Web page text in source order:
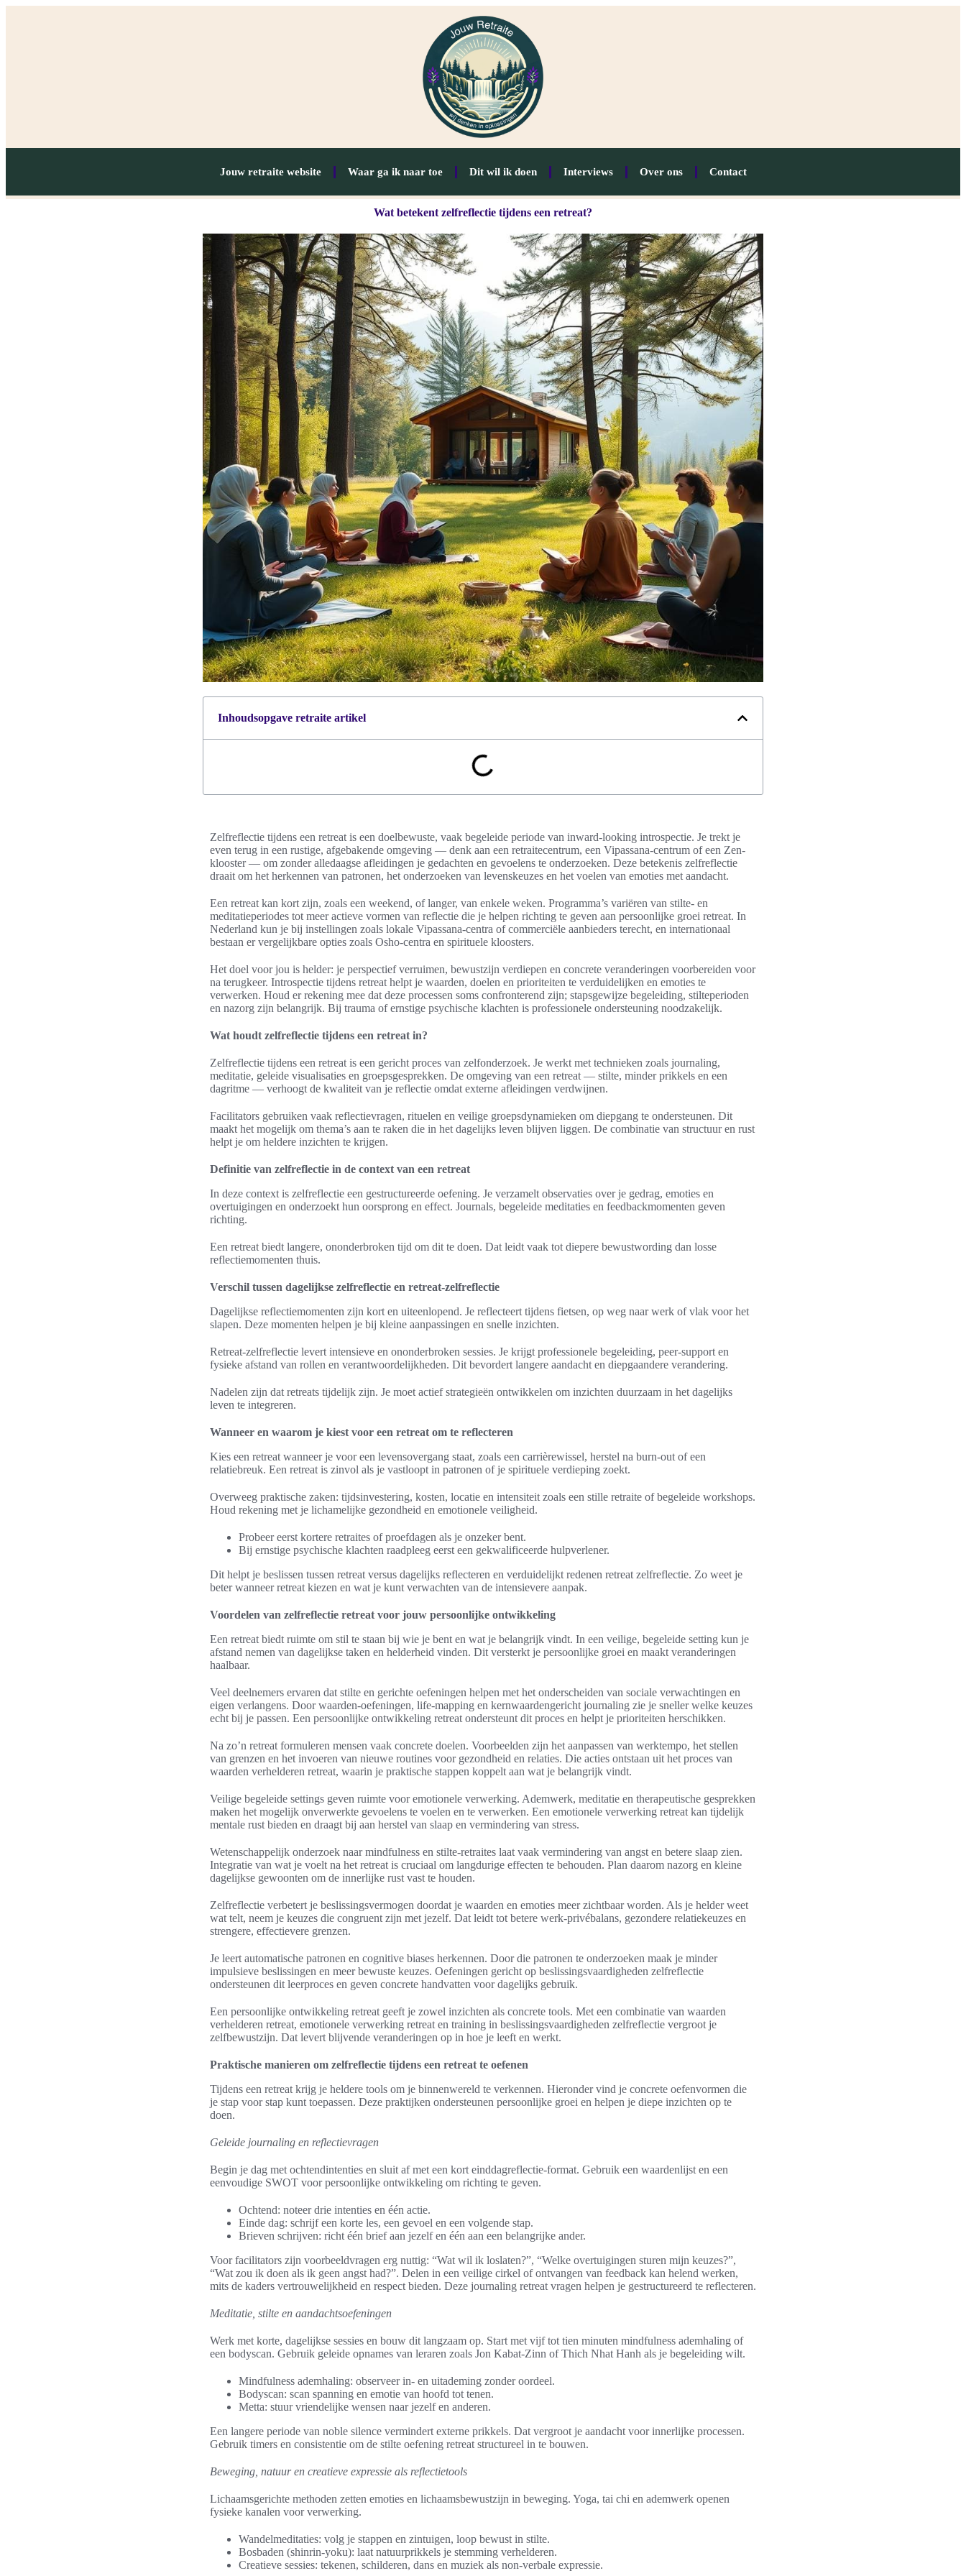
Jouw retraite website Waar ga ik naar toe Dit wil ik doen Interviews Over ons Contact
Wat betekent zelfreflectie tijdens een retreat?
Inhoudsopgave retraite artikel
Zelfreflectie tijdens een retreat is een doelbewuste, vaak begeleide periode van inward-looking introspectie. Je trekt je
even terug in een rustige, afgebakende omgeving — denk aan een retraitecentrum, een Vipassana-centrum of een Zen-
klooster — om zonder alledaagse afleidingen je gedachten en gevoelens te onderzoeken. Deze betekenis zelfreflectie
draait om het herkennen van patronen, het onderzoeken van levenskeuzes en het voelen van emoties met aandacht.
Een retreat kan kort zijn, zoals een weekend, of langer, van enkele weken. Programma’s variëren van stilte- en
meditatieperiodes tot meer actieve vormen van reflectie die je helpen richting te geven aan persoonlijke groei retreat. In
Nederland kun je bij instellingen zoals lokale Vipassana-centra of commerciële aanbieders terecht, en internationaal
bestaan er vergelijkbare opties zoals Osho-centra en spirituele kloosters.
Het doel voor jou is helder: je perspectief verruimen, bewustzijn verdiepen en concrete veranderingen voorbereiden voor
na terugkeer. Introspectie tijdens retreat helpt je waarden, doelen en prioriteiten te verduidelijken en emoties te
verwerken. Houd er rekening mee dat deze processen soms confronterend zijn; stapsgewijze begeleiding, stilteperioden
en nazorg zijn belangrijk. Bij trauma of ernstige psychische klachten is professionele ondersteuning noodzakelijk.
Wat houdt zelfreflectie tijdens een retreat in?
Zelfreflectie tijdens een retreat is een gericht proces van zelfonderzoek. Je werkt met technieken zoals journaling,
meditatie, geleide visualisaties en groepsgesprekken. De omgeving van een retreat — stilte, minder prikkels en een
dagritme — verhoogt de kwaliteit van je reflectie omdat externe afleidingen verdwijnen.
Facilitators gebruiken vaak reflectievragen, rituelen en veilige groepsdynamieken om diepgang te ondersteunen. Dit
maakt het mogelijk om thema’s aan te raken die in het dagelijks leven blijven liggen. De combinatie van structuur en rust
helpt je om heldere inzichten te krijgen.
Definitie van zelfreflectie in de context van een retreat
In deze context is zelfreflectie een gestructureerde oefening. Je verzamelt observaties over je gedrag, emoties en
overtuigingen en onderzoekt hun oorsprong en effect. Journals, begeleide meditaties en feedbackmomenten geven
richting.
Een retreat biedt langere, ononderbroken tijd om dit te doen. Dat leidt vaak tot diepere bewustwording dan losse
reflectiemomenten thuis.
Verschil tussen dagelijkse zelfreflectie en retreat-zelfreflectie
Dagelijkse reflectiemomenten zijn kort en uiteenlopend. Je reflecteert tijdens fietsen, op weg naar werk of vlak voor het
slapen. Deze momenten helpen je bij kleine aanpassingen en snelle inzichten.
Retreat-zelfreflectie levert intensieve en ononderbroken sessies. Je krijgt professionele begeleiding, peer-support en
fysieke afstand van rollen en verantwoordelijkheden. Dit bevordert langere aandacht en diepgaandere verandering.
Nadelen zijn dat retreats tijdelijk zijn. Je moet actief strategieën ontwikkelen om inzichten duurzaam in het dagelijks
leven te integreren.
Wanneer en waarom je kiest voor een retreat om te reflecteren
Kies een retreat wanneer je voor een levensovergang staat, zoals een carrièrewissel, herstel na burn-out of een
relatiebreuk. Een retreat is zinvol als je vastloopt in patronen of je spirituele verdieping zoekt.
Overweeg praktische zaken: tijdsinvestering, kosten, locatie en intensiteit zoals een stille retraite of begeleide workshops.
Houd rekening met je lichamelijke gezondheid en emotionele veiligheid.
Probeer eerst kortere retraites of proefdagen als je onzeker bent.
Bij ernstige psychische klachten raadpleeg eerst een gekwalificeerde hulpverlener.
Dit helpt je beslissen tussen retreat versus dagelijks reflecteren en verduidelijkt redenen retreat zelfreflectie. Zo weet je
beter wanneer retreat kiezen en wat je kunt verwachten van de intensievere aanpak.
Voordelen van zelfreflectie retreat voor jouw persoonlijke ontwikkeling
Een retreat biedt ruimte om stil te staan bij wie je bent en wat je belangrijk vindt. In een veilige, begeleide setting kun je
afstand nemen van dagelijkse taken en helderheid vinden. Dit versterkt je persoonlijke groei en maakt veranderingen
haalbaar.
Veel deelnemers ervaren dat stilte en gerichte oefeningen helpen met het onderscheiden van sociale verwachtingen en
eigen verlangens. Door waarden-oefeningen, life-mapping en kernwaardengericht journaling zie je sneller welke keuzes
echt bij je passen. Een persoonlijke ontwikkeling retreat ondersteunt dit proces en helpt je prioriteiten herschikken.
Na zo’n retreat formuleren mensen vaak concrete doelen. Voorbeelden zijn het aanpassen van werktempo, het stellen
van grenzen en het invoeren van nieuwe routines voor gezondheid en relaties. Die acties ontstaan uit het proces van
waarden verhelderen retreat, waarin je praktische stappen koppelt aan wat je belangrijk vindt.
Veilige begeleide settings geven ruimte voor emotionele verwerking. Ademwerk, meditatie en therapeutische gesprekken
maken het mogelijk onverwerkte gevoelens te voelen en te verwerken. Een emotionele verwerking retreat kan tijdelijk
mentale rust bieden en draagt bij aan herstel van slaap en vermindering van stress.
Wetenschappelijk onderzoek naar mindfulness en stilte-retraites laat vaak vermindering van angst en betere slaap zien.
Integratie van wat je voelt na het retreat is cruciaal om langdurige effecten te behouden. Plan daarom nazorg en kleine
dagelijkse gewoonten om de innerlijke rust vast te houden.
Zelfreflectie verbetert je beslissingsvermogen doordat je waarden en emoties meer zichtbaar worden. Als je helder weet
wat telt, neem je keuzes die congruent zijn met jezelf. Dat leidt tot betere werk-privébalans, gezondere relatiekeuzes en
strengere, effectievere grenzen.
Je leert automatische patronen en cognitive biases herkennen. Door die patronen te onderzoeken maak je minder
impulsieve beslissingen en meer bewuste keuzes. Oefeningen gericht op beslissingsvaardigheden zelfreflectie
ondersteunen dit leerproces en geven concrete handvatten voor dagelijks gebruik.
Een persoonlijke ontwikkeling retreat geeft je zowel inzichten als concrete tools. Met een combinatie van waarden
verhelderen retreat, emotionele verwerking retreat en training in beslissingsvaardigheden zelfreflectie vergroot je
zelfbewustzijn. Dat levert blijvende veranderingen op in hoe je leeft en werkt.
Praktische manieren om zelfreflectie tijdens een retreat te oefenen
Tijdens een retreat krijg je heldere tools om je binnenwereld te verkennen. Hieronder vind je concrete oefenvormen die
je stap voor stap kunt toepassen. Deze praktijken ondersteunen persoonlijke groei en helpen je diepe inzichten op te
doen.
Geleide journaling en reflectievragen
Begin je dag met ochtendintenties en sluit af met een kort einddagreflectie-format. Gebruik een waardenlijst en een
eenvoudige SWOT voor persoonlijke ontwikkeling om richting te geven.
Ochtend: noteer drie intenties en één actie.
Einde dag: schrijf een korte les, een gevoel en een volgende stap.
Brieven schrijven: richt één brief aan jezelf en één aan een belangrijke ander.
Voor facilitators zijn voorbeeldvragen erg nuttig: “Wat wil ik loslaten?”, “Welke overtuigingen sturen mijn keuzes?”,
“Wat zou ik doen als ik geen angst had?”. Delen in een veilige cirkel of ontvangen van feedback kan helend werken,
mits de kaders vertrouwelijkheid en respect bieden. Deze journaling retreat vragen helpen je gestructureerd te reflecteren.
Meditatie, stilte en aandachtsoefeningen
Werk met korte, dagelijkse sessies en bouw dit langzaam op. Start met vijf tot tien minuten mindfulness ademhaling of
een bodyscan. Gebruik geleide opnames van leraren zoals Jon Kabat-Zinn of Thich Nhat Hanh als je begeleiding wilt.
Mindfulness ademhaling: observeer in- en uitademing zonder oordeel.
Bodyscan: scan spanning en emotie van hoofd tot tenen.
Metta: stuur vriendelijke wensen naar jezelf en anderen.
Een langere periode van noble silence vermindert externe prikkels. Dat vergroot je aandacht voor innerlijke processen.
Gebruik timers en consistentie om de stilte oefening retreat structureel in te bouwen.
Beweging, natuur en creatieve expressie als reflectietools
Lichaamsgerichte methoden zetten emoties en lichaamsbewustzijn in beweging. Yoga, tai chi en ademwerk openen
fysieke kanalen voor verwerking.
Wandelmeditaties: volg je stappen en zintuigen, loop bewust in stilte.
Bosbaden (shinrin-yoku): laat natuurprikkels je stemming verhelderen.
Creatieve sessies: tekenen, schilderen, dans en muziek als non-verbale expressie.